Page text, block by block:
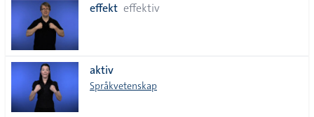
effekt effektiv
aktiv
Språkvetenskap